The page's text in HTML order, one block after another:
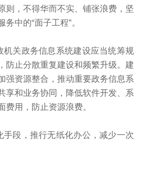
则，不得华而不实、铺张浪费，坚
中的“面子工程”。
关政务信息系统建设应当统筹规
防止分散重复建设和频繁升级。建
强资源整合，推动重要政务信息系
享和业务协同，降低软件开发、系
费用，防止资源浪费。
手段，推行无纸化办公，减少一次